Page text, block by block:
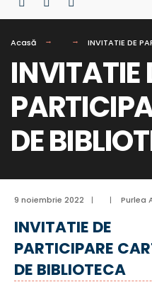
Acasă INVITATIE DE
INVITATIE
DE
9 noiembrie 2022 | | Purlea
INVITATIE DE
PARTICIPARE
DE BIBLIOTECA